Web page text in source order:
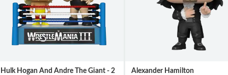
Hulk Hogan And Andre The Giant - 2
Alexander Hamilton